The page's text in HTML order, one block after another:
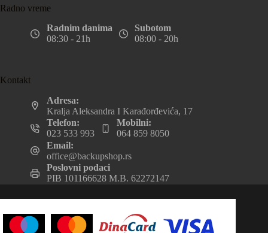
Radno vreme
Radnim danima
08:30 - 21h
Subotom
08:00 - 20h
Kontakt
Adresa:
Kralja Aleksandra I Karađorđevića, 17
Telefon:
023 533 993
Mobilni:
064 859 8050
Email:
office@backupshop.rs
Poslovni podaci
PIB 101166628 M.B. 62272147